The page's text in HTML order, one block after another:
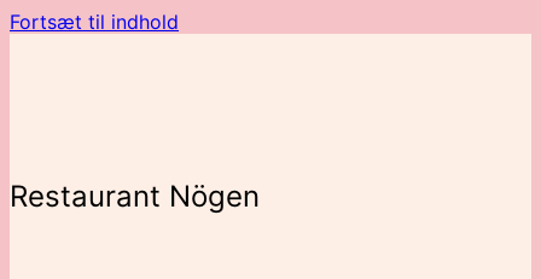
Fortsæt til indhold
Restaurant Nögen